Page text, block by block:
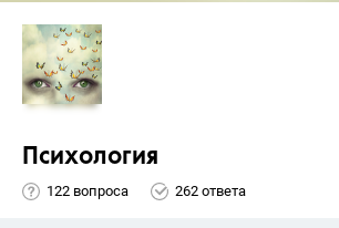
Психология
122 вопроса 262 ответа